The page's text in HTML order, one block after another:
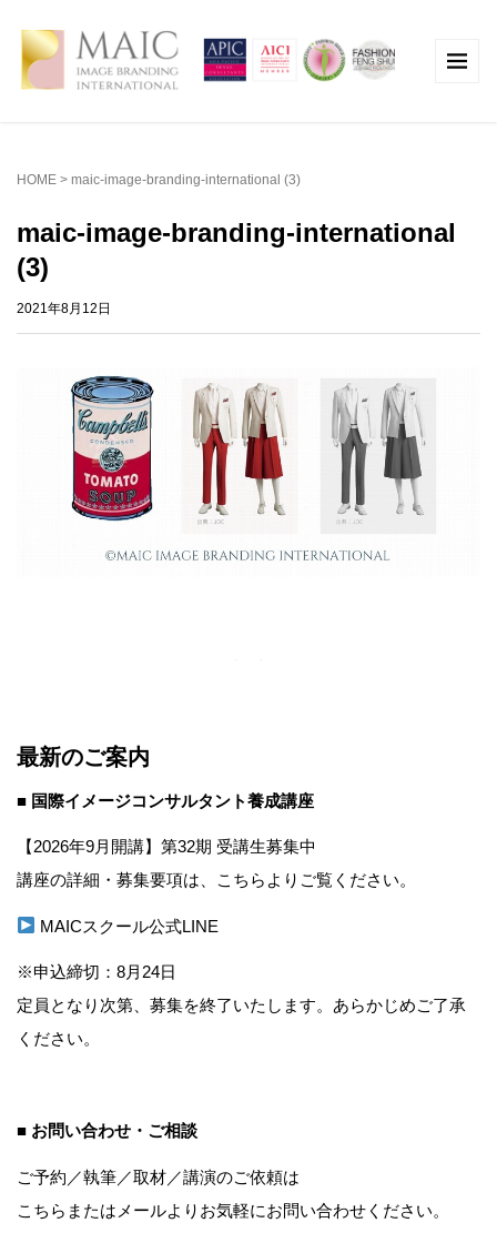
HOME > maic-image-branding-international (3)
maic-image-branding-international
(3)
2021年8月12日
最新のご案内
■ 国際イメージコンサルタント養成講座
【2026年9月開講】第32期 受講生募集中
講座の詳細・募集要項は、こちらよりご覧ください。
MAICスクール公式LINE
※申込締切：8月24日
定員となり次第、募集を終了いたします。あらかじめご了承
ください。
■ お問い合わせ・ご相談
ご予約／執筆／取材／講演のご依頼は
こちら またはメールよりお気軽にお問い合わせください。